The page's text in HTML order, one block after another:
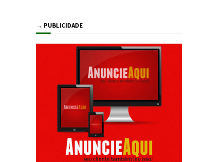
→ PUBLICIDADE